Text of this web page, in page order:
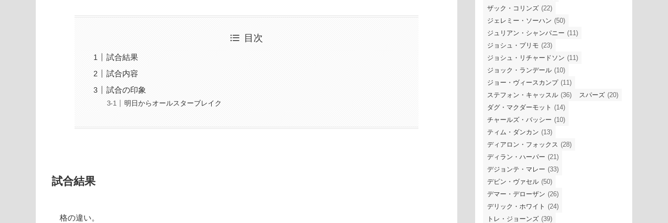
目次
試合結果
試合内容
試合の印象
明日からオールスターブレイク
試合結果
格の違い。
ザック・コリンズ (22)
ジェレミー・ソーハン (50)
ジュリアン・シャンパニー (11)
ジョシュ・プリモ (23)
ジョシュ・リチャードソン (11)
ジョック・ランデール (10)
ジョー・ヴィースカンプ (11)
ステフォン・キャッスル (36) スパーズ (20)
ダグ・マクダーモット (14)
チャールズ・バッシー (10)
ティム・ダンカン (13)
ディアロン・フォックス (28)
ディラン・ハーパー (21)
デジョンテ・マレー (33)
デビン・ヴァセル (50)
デマー・デローザン (26)
デリック・ホワイト (24)
トレ・ジョーンズ (39)